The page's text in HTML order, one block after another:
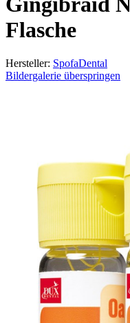
Flasche
Hersteller: SpofaDental
Bildergalerie überspringen